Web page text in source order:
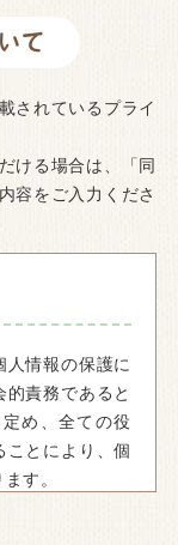
て
されているプライ
ける場合は、「同
容をご入力くださ
情報の保護に
責務であると
め、全ての役
とにより、個
す。